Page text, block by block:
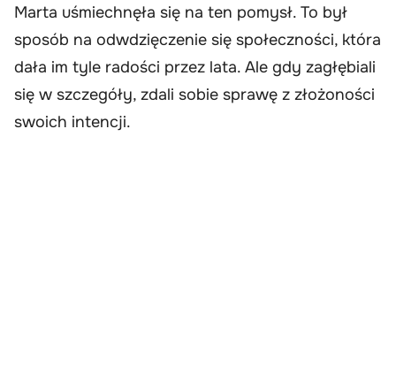
Marta uśmiechnęła się na ten pomysł. To był
sposób na odwdzięczenie się społeczności, która
dała im tyle radości przez lata. Ale gdy zagłębiali
się w szczegóły, zdali sobie sprawę z złożoności
swoich intencji.